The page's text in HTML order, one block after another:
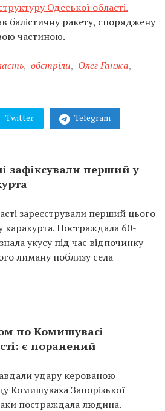
Одеської області.
балістичну ракету, споряджену
частиною.
, обстріли, Олег Ганжа,
Twitter Telegram
зафіксували перший у
зареєстрували перший цього
каракурта. Постраждала 60-
укусу під час відпочинку
лиману поблизу села
по Комишувасі
є поранений
удару керованою
Комишуваха Запорізької
постраждала людина.